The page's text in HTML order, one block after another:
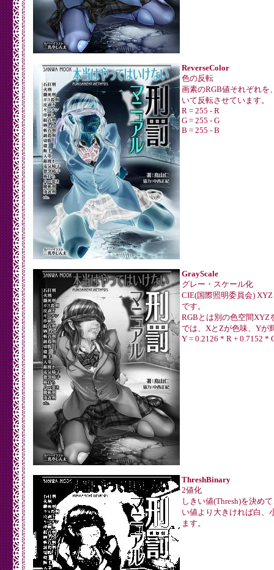
ReverseColor
色の反転
画素のRGB値それぞれを
いて反転させています。
R = 255 - R
G = 255 - G
B = 255 - B
GrayScale
グレー・スケール化
CIE(国際照明委員会)
です。
RGBとは別の色空間XYZ
では、XとZが色味、Yが
Y = 0.2126 * R + 0.7152 *
ThreshBinary
2値化
しきい値(Thresh)を決め
い値より大きければ白、
ます。